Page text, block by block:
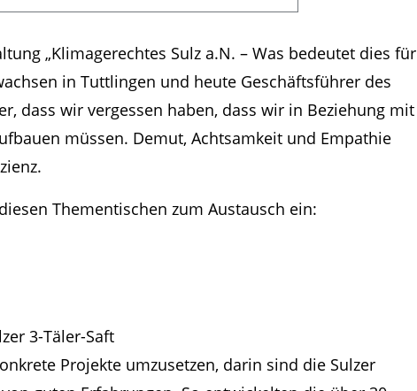
„Klimagerechtes Sulz a.N. – Was bedeutet dies für
in Tuttlingen und heute Geschäftsführer des
dass wir vergessen haben, dass wir in Beziehung mit
müssen. Demut, Achtsamkeit und Empathie
Thementischen zum Austausch ein:
3-Täler-Saft
Projekte umzusetzen, darin sind die Sulzer